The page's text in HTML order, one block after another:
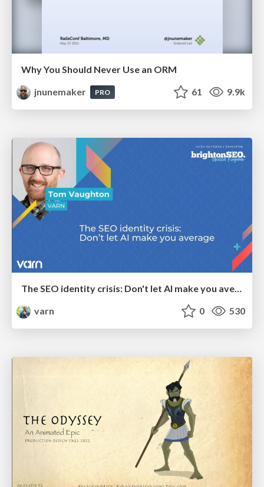
Why You Should Never Use an ORM
jnunemaker
PRO 61 9.9k
The SEO identity crisis: Don't let AI make you average
varn
0 530